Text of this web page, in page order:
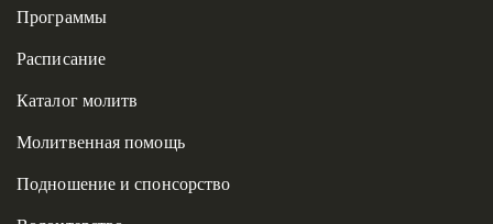
Программы
Расписание
Каталог молитв
Молитвенная помощь
Подношение и спонсорство